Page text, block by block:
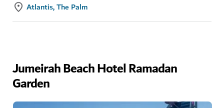
Atlantis, The Palm
Jumeirah Beach Hotel Ramadan
Garden